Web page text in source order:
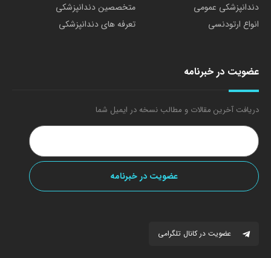
دندانپزشکی عمومی
متخصصین دندانپزشکی
انواع ارتودنسی
تعرفه های دندانپزشکی
عضویت در خبرنامه
دریافت آخرین مقالات و مطالب نسخه در ایمیل شما
عضویت در کانال تلگرامی